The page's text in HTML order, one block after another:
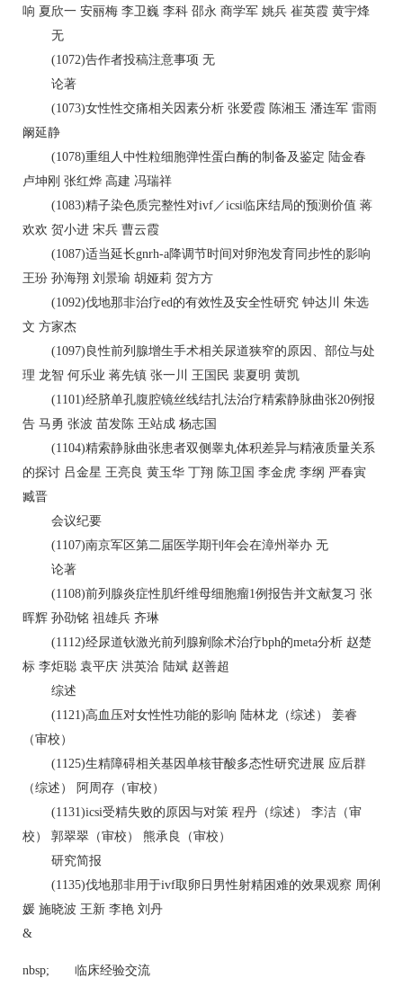
响 夏欣一 安丽梅 李卫巍 李科 邵永 商学军 姚兵 崔英霞 黄宇烽
无
(1072)告作者投稿注意事项 无
论著
(1073)女性性交痛相关因素分析 张爱霞 陈湘玉 潘连军 雷雨
阚延静
(1078)重组人中性粒细胞弹性蛋白酶的制备及鉴定 陆金春
卢坤刚 张红烨 高建 冯瑞祥
(1083)精子染色质完整性对ivf／icsi临床结局的预测价值 蒋
欢欢 贺小进 宋兵 曹云霞
(1087)适当延长gnrh-a降调节时间对卵泡发育同步性的影响
王玢 孙海翔 刘景瑜 胡娅莉 贺方方
(1092)伐地那非治疗ed的有效性及安全性研究 钟达川 朱选
文 方家杰
(1097)良性前列腺增生手术相关尿道狭窄的原因、部位与处
理 龙智 何乐业 蒋先镇 张一川 王国民 裴夏明 黄凯
(1101)经脐单孔腹腔镜丝线结扎法治疗精索静脉曲张20例报
告 马勇 张波 苗发陈 王站成 杨志国
(1104)精索静脉曲张患者双侧睾丸体积差异与精液质量关系
的探讨 吕金星 王亮良 黄玉华 丁翔 陈卫国 李金虎 李纲 严春寅
臧晋
会议纪要
(1107)南京军区第二届医学期刊年会在漳州举办 无
论著
(1108)前列腺炎症性肌纤维母细胞瘤1例报告并文献复习 张
晖辉 孙劭铭 祖雄兵 齐琳
(1112)经尿道钬激光前列腺剜除术治疗bph的meta分析 赵楚
标 李炬聪 袁平庆 洪英洽 陆斌 赵善超
综述
(1121)高血压对女性性功能的影响 陆林龙（综述） 姜睿
（审校）
(1125)生精障碍相关基因单核苷酸多态性研究进展 应后群
（综述） 阿周存（审校）
(1131)icsi受精失败的原因与对策 程丹（综述） 李洁（审
校） 郭翠翠（审校） 熊承良（审校）
研究简报
(1135)伐地那非用于ivf取卵日男性射精困难的效果观察 周俐
媛 施晓波 王新 李艳 刘丹
&
nbsp; 临床经验交流